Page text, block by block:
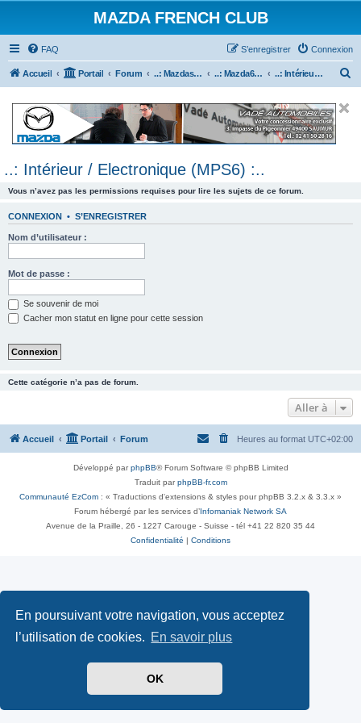
En poursuivant votre navigation, vous acceptez
l’utilisation de cookies. En savoir plus
OK
MAZDA FRENCH CLUB
FAQ Connexion
S’enregistrer
Accueil Portail Forum ..: Mazdaspeed & MPS :.. ..: Mazda6 MPS & Mazdaspeed 6 :.. ..: Intérieur / Electronique (MPS6) :..
e
..: Intérieur / Electronique (MPS6) :..
Vous n’avez pas les permissions requises pour lire les sujets de ce forum.
CONNEXION • S’ENREGISTRER
Nom d’utilisateur :
Mot de passe :
Se souvenir de moi
Cacher mon statut en ligne pour cette session
Cette catégorie n’a pas de forum.
Aller à
Accueil Portail Forum Heures au format UTC+02:00
Développé parphpBB® Forum Software © phpBB Limited
Traduit parphpBB-fr.com
Communauté EzCom : « Traductions d'extensions & styles pour phpBB 3.2.x & 3.3.x »
Forum hébergé par les services d’ Infomaniak Network SA
Avenue de la Praille, 26 - 1227 Carouge - Suisse - tél +41 22 820 35 44
Confidentialité
Conditions